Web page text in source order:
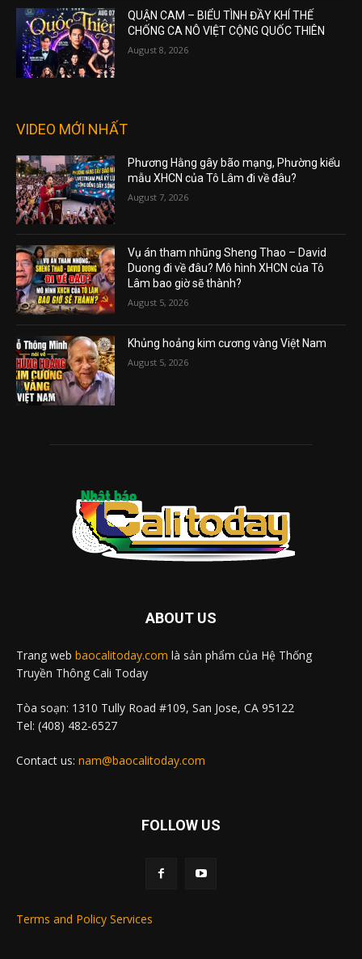
QUẬN CAM – BIỂU TÌNH ĐẦY KHÍ THẾ
CHỐNG CA NÔ VIỆT CỘNG QUỐC THIÊN
August 8, 2026
VIDEO MỚI NHẤT
Phương Hằng gây bão mạng, Phường kiểu
mẫu XHCN của Tô Lâm đi về đâu?
August 7, 2026
Vụ án tham nhũng Sheng Thao – David
Duong đi về đâu? Mô hình XHCN của Tô
Lâm bao giờ sẽ thành?
August 5, 2026
Khủng hoảng kim cương vàng Việt Nam
August 5, 2026
ABOUT US
Trang web baocalitoday.com là sản phẩm của Hệ Thống
Truyền Thông Cali Today
Tòa soạn: 1310 Tully Road #109, San Jose, CA 95122
Tel: (408) 482-6527
Contact us: nam@baocalitoday.com
FOLLOW US
Terms and Policy Services